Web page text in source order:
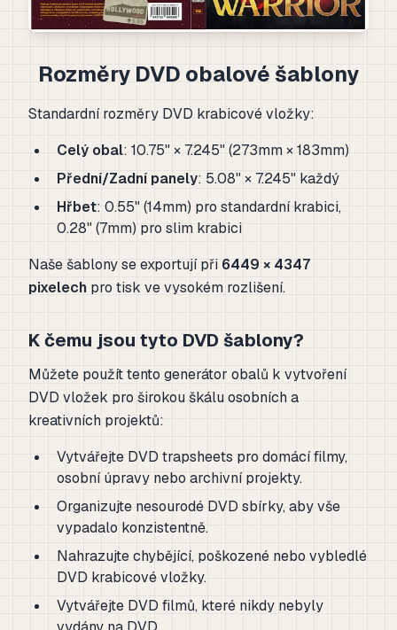
Rozměry DVD obalové šablony
Standardní rozměry DVD krabicové vložky:
Celý obal: 10.75" × 7.245" (273mm × 183mm)
Přední/Zadní panely: 5.08" × 7.245" každý
Hřbet: 0.55" (14mm) pro standardní krabici,
0.28" (7mm) pro slim krabici
Naše šablony se exportují při 6449 × 4347
pixelech pro tisk ve vysokém rozlišení.
K čemu jsou tyto DVD šablony?
Můžete použít tento generátor obalů k vytvoření
DVD vložek pro širokou škálu osobních a
kreativních projektů:
Vytvářejte DVD trapsheets pro domácí filmy,
osobní úpravy nebo archivní projekty.
Organizujte nesourodé DVD sbírky, aby vše
vypadalo konzistentně.
Nahrazujte chybějící, poškozené nebo vybledlé
DVD krabicové vložky.
Vytvářejte DVD filmů, které nikdy nebyly